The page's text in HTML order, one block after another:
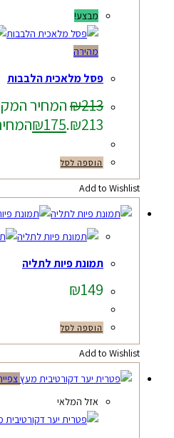
מבצע!
מהירה
פסל מלאכית הלבבות
₪213
המחיר
₪213.
₪175 המחיר
הוספה לסל
Add to Wishlist
תמונת פיות לתליה
₪149
הוספה לסל
Add to Wishlist
אזל המלאי